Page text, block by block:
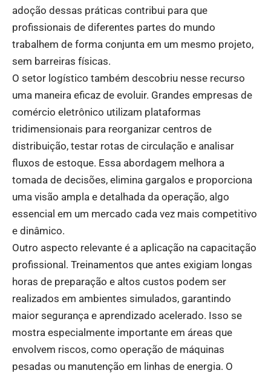
adoção dessas práticas contribui para que
profissionais de diferentes partes do mundo
trabalhem de forma conjunta em um mesmo projeto,
sem barreiras físicas.
O setor logístico também descobriu nesse recurso
uma maneira eficaz de evoluir. Grandes empresas de
comércio eletrônico utilizam plataformas
tridimensionais para reorganizar centros de
distribuição, testar rotas de circulação e analisar
fluxos de estoque. Essa abordagem melhora a
tomada de decisões, elimina gargalos e proporciona
uma visão ampla e detalhada da operação, algo
essencial em um mercado cada vez mais competitivo
e dinâmico.
Outro aspecto relevante é a aplicação na capacitação
profissional. Treinamentos que antes exigiam longas
horas de preparação e altos custos podem ser
realizados em ambientes simulados, garantindo
maior segurança e aprendizado acelerado. Isso se
mostra especialmente importante em áreas que
envolvem riscos, como operação de máquinas
pesadas ou manutenção em linhas de energia. O